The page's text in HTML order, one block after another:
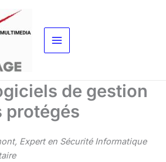
de gestion
protégés
Expert en Sécurité Informatique